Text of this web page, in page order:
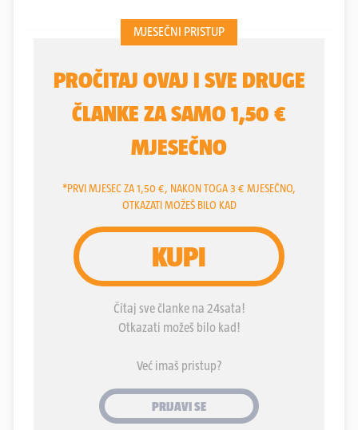
pregledavaju, i uoče li da među onima koji su toga
dana paradirali sa sramotnim ustaškim simbolima i
sramotnog fašističkog režima ima Hrvata s
austrijskom adresom, prijete im velike kazne i
progon iz te države. Jer kod Austrijanaca nema
labavo kad su fašizam i nacizam u pitanju. Oni su
dopuštaju da se rehabilitira nešto grozomorno, što
je u posvemašnjoj suprotnosti sa današnjim
civilizacijskim dosezima. Kamo sreće da je tako i u
Hrvatskoj...